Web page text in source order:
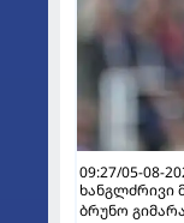
09:27/05-08-
ხანგლძრივი
ბრუნო